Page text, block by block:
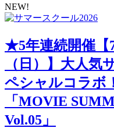
NEW!
★5年連続開催【
（日）】大人気
ペシャルコラボ
「MOVIE
Vol.05」